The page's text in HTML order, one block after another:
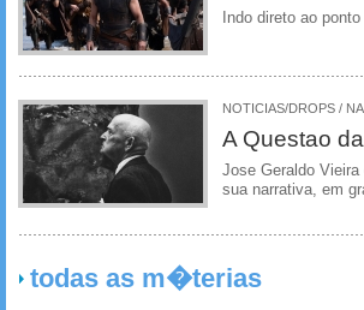
Indo direto ao
NOTICIAS/DROPS /
A Questao
Jose Geraldo
sua narrativa, em
todas as m�terias